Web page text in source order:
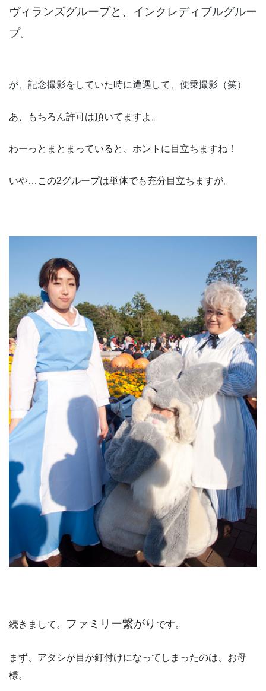
ヴィランズグループと、 インクレディブルグルー
プ。
が、記念撮影をしていた時に遭遇して、便乗撮影（笑）
あ、もちろん許可は頂いてますよ。
わーっとまとまっていると、ホントに目立ちますね！
いや…この2グループは単体でも充分目立ちますが。
続きまして。 ファミリー繋がり です。
まず、アタシが目が釘付けになってしまったのは、お母
様。